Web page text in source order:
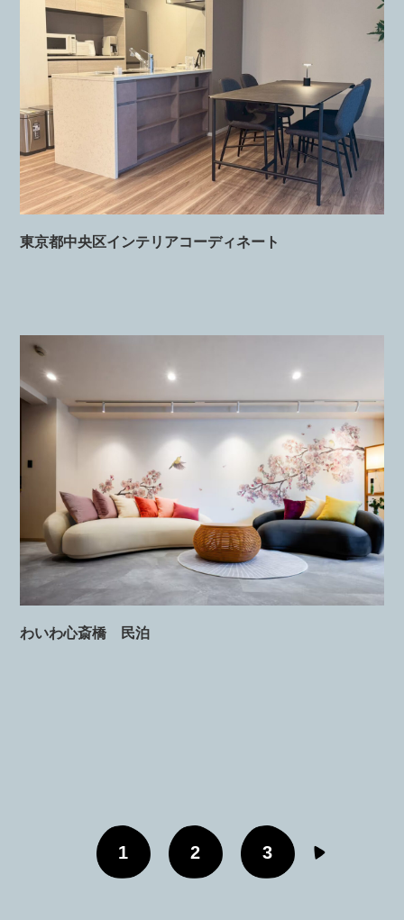
東京都中央区インテリアコーディネート
わいわ心斎橋 民泊
1 2 3